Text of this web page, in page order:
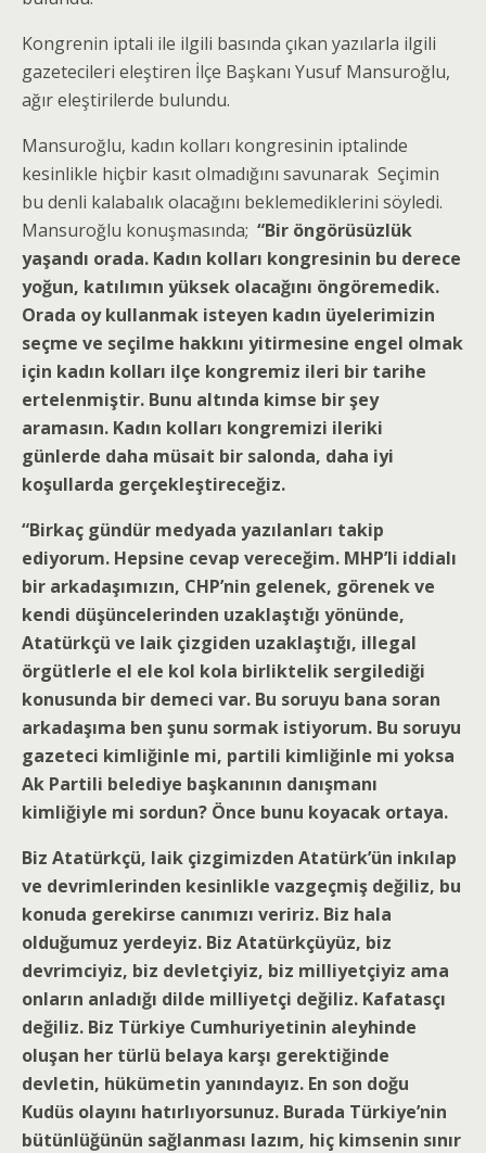
Kongrenin iptali ile ilgili basında çıkan yazılarla ilgili
gazetecileri eleştiren İlçe Başkanı Yusuf Mansuroğlu,
ağır eleştirilerde bulundu.
Mansuroğlu, kadın kolları kongresinin iptalinde
kesinlikle hiçbir kasıt olmadığını savunarak Seçimin
bu denli kalabalık olacağını beklemediklerini söyledi.
Mansuroğlu konuşmasında; “Bir öngörüsüzlük
yaşandı orada. Kadın kolları kongresinin bu derece
yoğun, katılımın yüksek olacağını öngöremedik.
Orada oy kullanmak isteyen kadın üyelerimizin
seçme ve seçilme hakkını yitirmesine engel olmak
için kadın kolları ilçe kongremiz ileri bir tarihe
ertelenmiştir. Bunu altında kimse bir şey
aramasın. Kadın kolları kongremizi ileriki
günlerde daha müsait bir salonda, daha iyi
koşullarda gerçekleştireceğiz.
“Birkaç gündür medyada yazılanları takip
ediyorum. Hepsine cevap vereceğim. MHP’li iddialı
bir arkadaşımızın, CHP’nin gelenek, görenek ve
kendi düşüncelerinden uzaklaştığı yönünde,
Atatürkçü ve laik çizgiden uzaklaştığı, illegal
örgütlerle el ele kol kola birliktelik sergilediği
konusunda bir demeci var. Bu soruyu bana soran
arkadaşıma ben şunu sormak istiyorum. Bu soruyu
gazeteci kimliğinle mi, partili kimliğinle mi yoksa
Ak Partili belediye başkanının danışmanı
kimliğiyle mi sordun? Önce bunu koyacak ortaya.
Biz Atatürkçü, laik çizgimizden Atatürk’ün inkılap
ve devrimlerinden kesinlikle vazgeçmiş değiliz, bu
konuda gerekirse canımızı veririz. Biz hala
olduğumuz yerdeyiz. Biz Atatürkçüyüz, biz
devrimciyiz, biz devletçiyiz, biz milliyetçiyiz ama
onların anladığı dilde milliyetçi değiliz. Kafatasçı
değiliz. Biz Türkiye Cumhuriyetinin aleyhinde
oluşan her türlü belaya karşı gerektiğinde
devletin, hükümetin yanındayız. En son doğu
Kudüs olayını hatırlıyorsunuz. Burada Türkiye’nin
bütünlüğünün sağlanması lazım, hiç kimsenin sınır